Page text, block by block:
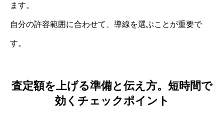
ます。
自分の許容範囲に合わせて、導線を選ぶことが重要で
す。
査定額を上げる準備と伝え方。短時間で
効くチェックポイント